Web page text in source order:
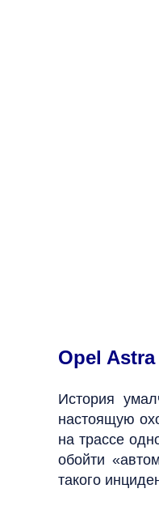
Opel
История
настоящую
на трассе
обойти
такого